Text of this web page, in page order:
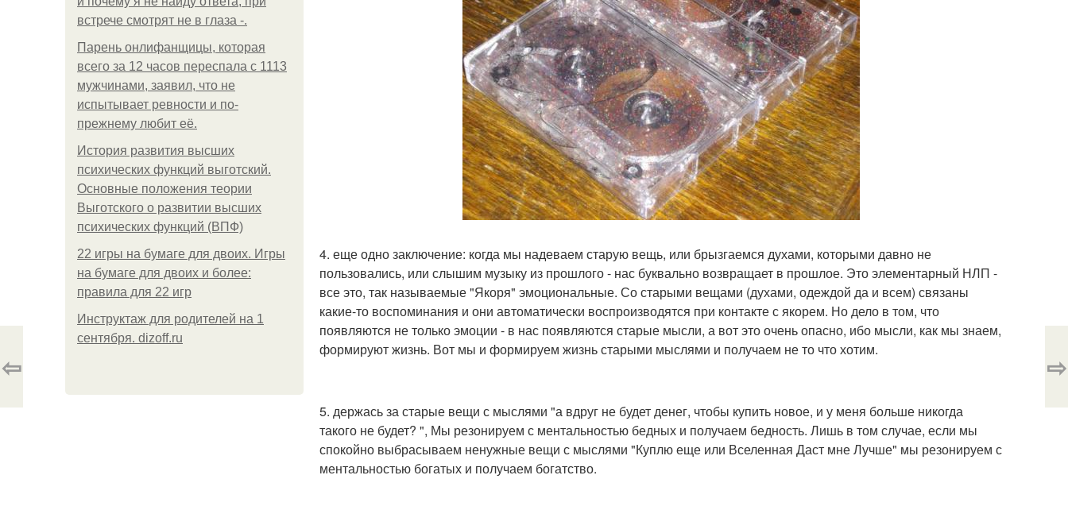
встрече смотрят не в глаза -.
Парень онлифанщицы, которая
всего за 12 часов переспала с 1113
мужчинами, заявил, что не
испытывает ревности и по-
прежнему любит её.
История развития высших
психических функций выготский.
Основные положения теории
Выготского о развитии высших
психических функций (ВПФ)
22 игры на бумаге для двоих. Игры
на бумаге для двоих и более:
правила для 22 игр
Инструктаж для родителей на 1
сентября. dizoff.ru
4. еще одно заключение: когда мы надеваем старую вещь, или брызгаемся духами, которыми давно не
пользовались, или слышим музыку из прошлого - нас буквально возвращает в прошлое. Это элементарный НЛП -
все это, так называемые "Якоря" эмоциональные. Со старыми вещами (духами, одеждой да и всем) связаны
какие-то воспоминания и они автоматически воспроизводятся при контакте с якорем. Но дело в том, что
появляются не только эмоции - в нас появляются старые мысли, а вот это очень опасно, ибо мысли, как мы знаем,
формируют жизнь. Вот мы и формируем жизнь старыми мыслями и получаем не то что хотим.
5. держась за старые вещи с мыслями "а вдруг не будет денег, чтобы купить новое, и у меня больше никогда
такого не будет? ", Мы резонируем с ментальностью бедных и получаем бедность. Лишь в том случае, если мы
спокойно выбрасываем ненужные вещи с мыслями "Куплю еще или Вселенная Даст мне Лучше" мы резонируем с
ментальностью богатых и получаем богатство.
⇦ ⇨